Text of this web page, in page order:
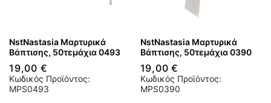
NstNastasia Μαρτυρικά
Βάπτισης, 50τεμάχια 0493
19,00 €
Κωδικός Προϊόντος:
MPS0493
NstNastasia Μαρτυρικά
Βάπτισης, 50τεμάχια 0390
19,00 €
Κωδικός Προϊόντος:
MPS0390